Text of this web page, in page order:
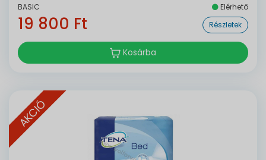
BASIC Elérhető
19 800 Ft Részletek
Kosárba
AKCIÓ